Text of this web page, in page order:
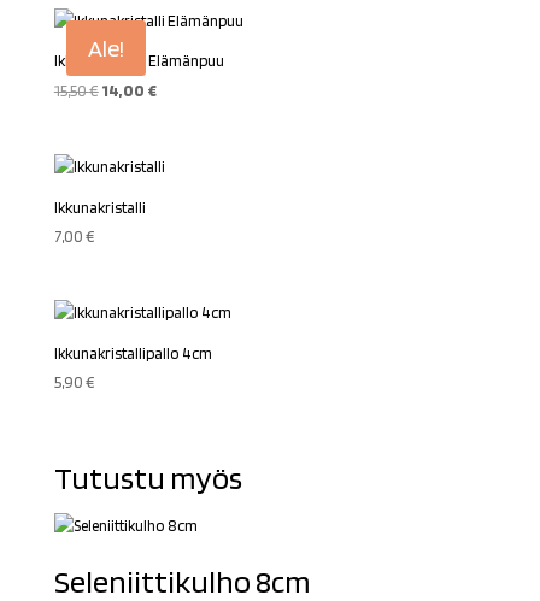
Ale!
Ikkunakristalli Elämänpuu
15,50€ Alkuperäinen
15,50 €.
14,00 €Nykyinen
14,00 €.
Ikkunakristalli
7,00€
Ikkunakristallipallo 4cm
5,90€
Tutustu myös
Seleniittikulho 8cm